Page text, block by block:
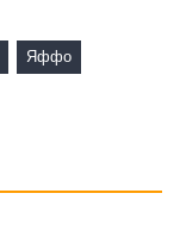
Яффо